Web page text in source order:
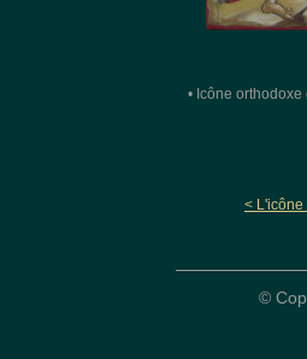
• Icône
<
©